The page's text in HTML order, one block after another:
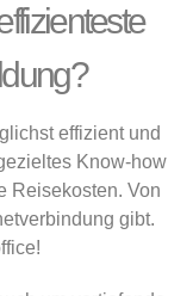
effizient und
Know-how
Reisekosten. Von
gibt.